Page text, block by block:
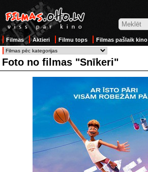
Filmas Aktieri Filmu tops Filmas pašlaik kino
Foto no filmas "Snīkeri"